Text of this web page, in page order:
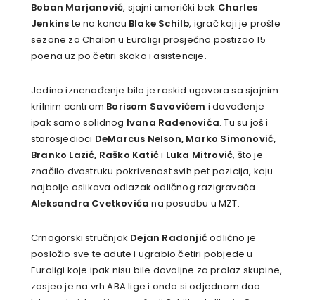
Boban Marjanović, sjajni američki bek Charles
Jenkinste na koncu Blake Schilb, igrač koji je prošle
sezone za Chalon u Euroligi prosječno postizao 15
poena uz po četiri skoka i asistencije.
Jedino iznenađenje bilo je raskid ugovora sa sjajnim
krilnim centrom Borisom Savovićem i dovođenje
ipak samo solidnog Ivana Radenovića. Tu su još i
starosjedioci DeMarcus Nelson, Marko Simonović,
Branko Lazić, Raško Katići Luka Mitrović, što je
značilo dvostruku pokrivenost svih pet pozicija, koju
najbolje oslikava odlazak odličnog razigravača
Aleksandra Cvetkovića na posudbu u MZT.
Crnogorski stručnjak Dejan Radonjićodlično je
posložio sve te adute i ugrabio četiri pobjede u
Euroligi koje ipak nisu bile dovoljne za prolaz skupine,
zasjeo je na vrh ABA lige i onda si odjednom dao